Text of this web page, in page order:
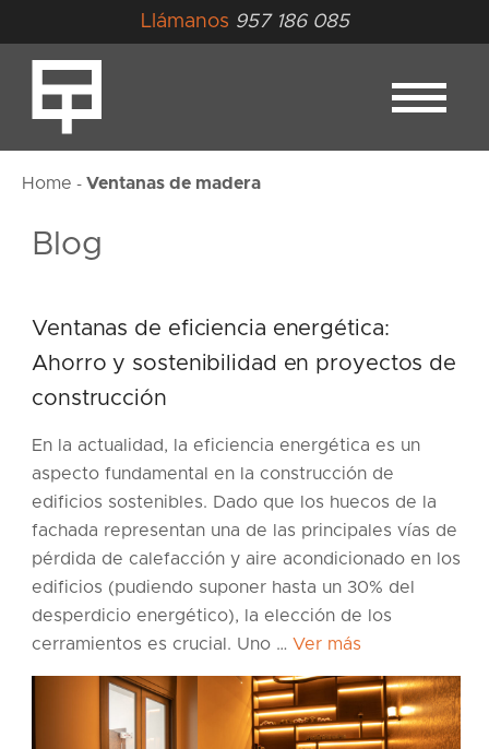
Llámanos 957 186 085
Home - Ventanas de madera
Blog
Ventanas de eficiencia energética:
Ahorro y sostenibilidad en proyectos de
construcción
En la actualidad, la eficiencia energética es un
aspecto fundamental en la construcción de
edificios sostenibles. Dado que los huecos de la
fachada representan una de las principales vías de
pérdida de calefacción y aire acondicionado en los
edificios (pudiendo suponer hasta un 30% del
desperdicio energético), la elección de los
cerramientos es crucial. Uno … Ver más